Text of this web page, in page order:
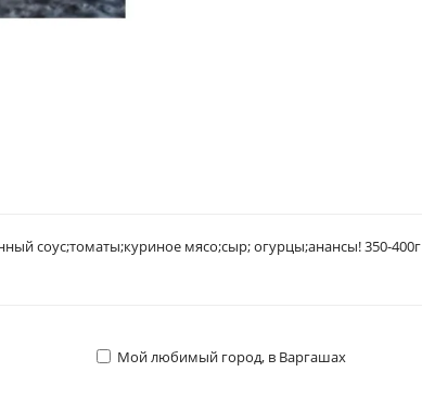
соус;томаты;куриное мясо;сыр; огурцы;анансы! 350-400г
Мой любимый город, в Варгашах